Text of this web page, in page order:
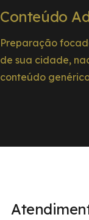
Conteúdo
Preparação
de sua cidade,
conteúdo